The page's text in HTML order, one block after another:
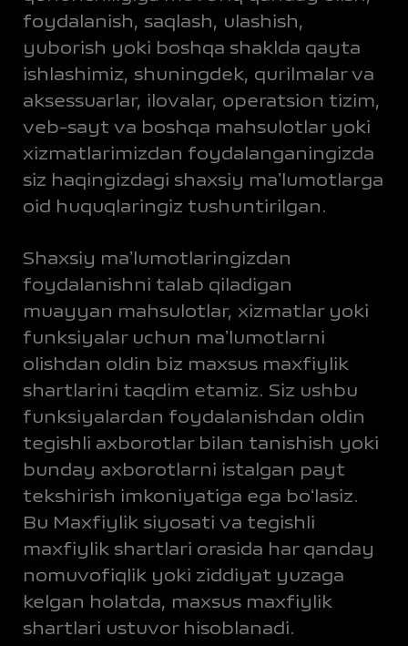
foydalanish, saqlash, ulashish,
yuborish yoki boshqa shaklda qayta
ishlashimiz, shuningdek, qurilmalar va
aksessuarlar, ilovalar, operatsion tizim,
veb-sayt va boshqa mahsulotlar yoki
xizmatlarimizdan foydalanganingizda
siz haqingizdagi shaxsiy maʼlumotlarga
oid huquqlaringiz tushuntirilgan.
Shaxsiy maʼlumotlaringizdan
foydalanishni talab qiladigan
muayyan mahsulotlar, xizmatlar yoki
funksiyalar uchun maʼlumotlarni
olishdan oldin biz maxsus maxfiylik
shartlarini taqdim etamiz. Siz ushbu
funksiyalardan foydalanishdan oldin
tegishli axborotlar bilan tanishish yoki
bunday axborotlarni istalgan payt
tekshirish imkoniyatiga ega boʻlasiz.
Bu Maxfiylik siyosati va tegishli
maxfiylik shartlari orasida har qanday
nomuvofiqlik yoki ziddiyat yuzaga
kelgan holatda, maxsus maxfiylik
shartlari ustuvor hisoblanadi.